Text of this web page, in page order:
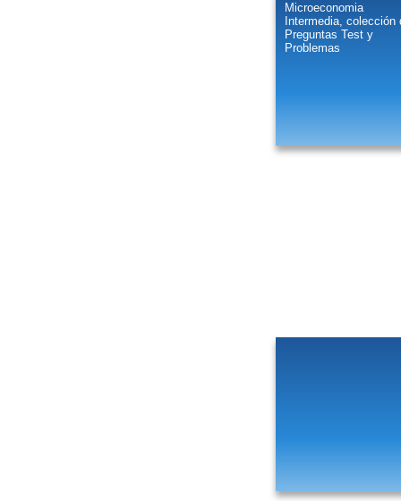
Microeconomia
Intermedia, colección
Preguntas Test y
Problemas